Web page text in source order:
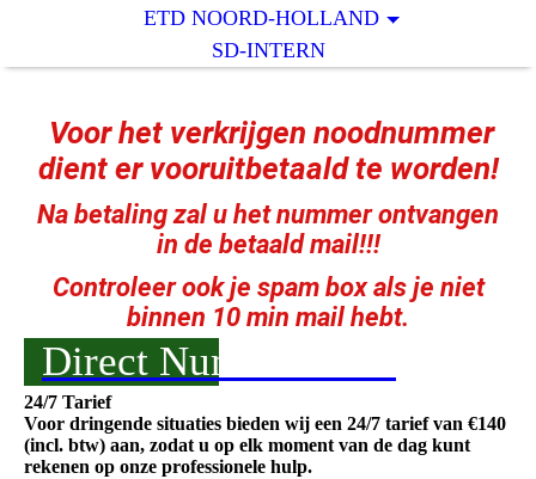
ETD NOORD-HOLLAND
SD-INTERN
Voor het verkrijgen noodnummer
dient er vooruitbetaald te worden!
Na betaling zal u het nummer ontvangen
in de betaald mail!!!
Controleer ook je spam box als je niet
binnen 10 min mail hebt.
Direct Nummer 24/7
24/7 Tarief
Voor dringende situaties bieden wij een 24/7 tarief van €140
(incl. btw) aan, zodat u op elk moment van de dag kunt
rekenen op onze professionele hulp.